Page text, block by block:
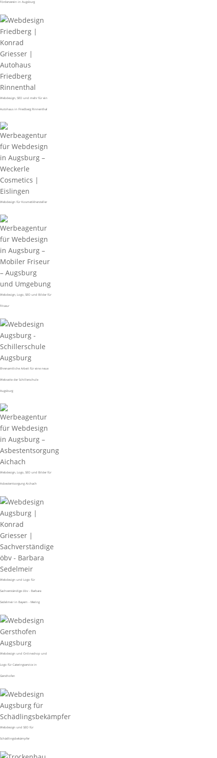
Förderverein in Augsburg
Webdesign, SEO und mehr für ein
Autohaus in Friedberg Rinnenthal
Webdesign für Kosmetikhersteller
Webdesign, Logo, SEO und Bilder für
Friseur
Ehrenamtliche Arbeit für eine neue
Webseite der Schillerschule
Augsburg
Webdesign, Logo, SEO und Bilder für
Asbestentsorgung Aichach
Webdesign und Logo für
Sachverständige öbv - Barbara
Sedelmeir in Bayern - Mering
Webdesign und Onlineshop und
Logo für Cateringservice in
Gersthofen
Webdesign und SEO für
Schädlingsbekämpfer